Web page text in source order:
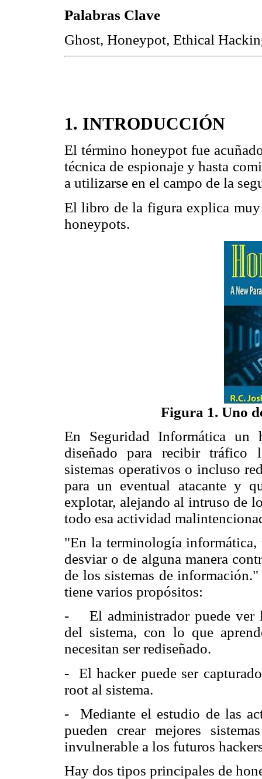
Palabras Clave
Ghost, Honeypot, Ethical
1. INTRODUCCIÓN
El término honeypot fue
técnica de espionaje y hasta
a utilizarse en el campo de la
El libro de la figura explica muy
honeypots.
Figura 1. Uno
En Seguridad Informática
diseñado para recibir tráfico
sistemas operativos o incluso
para un eventual atacante y
explotar, alejando al intruso de
todo esa actividad
"En la terminología
desviar o de alguna manera
de los sistemas de
tiene varios propósitos:
- El administrador puede ver
del sistema, con lo que
necesitan ser rediseñado.
- El hacker puede ser
root al sistema.
- Mediante el estudio de las
pueden crear mejores
invulnerable a los futuros
Hay dos tipos principales de